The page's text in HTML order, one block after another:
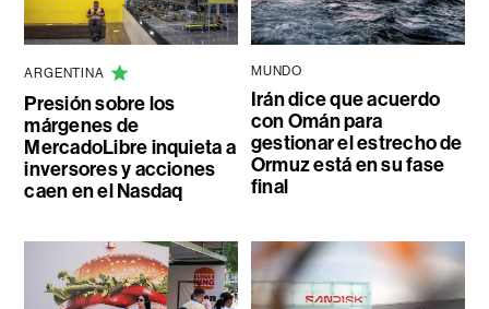
ARGENTINA
Presión sobre los
márgenes de
MercadoLibre inquieta a
inversores y acciones
caen en el Nasdaq
MUNDO
Irán dice que acuerdo
con Omán para
gestionar el estrecho de
Ormuz está en su fase
final